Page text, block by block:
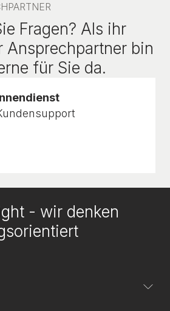
Fragen? Als ihr
Ansprechpartner bin
für Sie da.
- wir denken